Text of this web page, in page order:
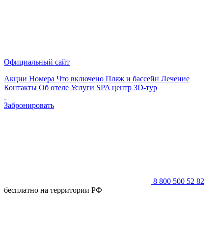
Официальный сайт
Акции Номера Что включено Пляж и бассейн Лечение
Контакты Об отеле Услуги SPA центр 3D-тур
Забронировать
8 800 500 52 82
бесплатно на территории РФ